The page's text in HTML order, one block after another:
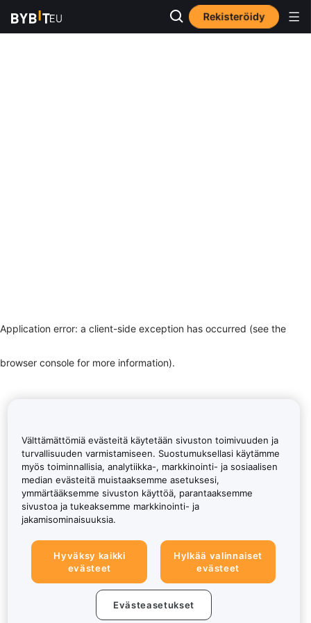
Rekisteröidy
Application error: a client-side exception has occurred (see the
browser console for more information).
Välttämättömiä evästeitä käytetään sivuston toimivuuden ja
turvallisuuden varmistamiseen. Suostumuksellasi käytämme
myös toiminnallisia, analytiikka-, markkinointi- ja sosiaalisen
median evästeitä muistaaksemme asetuksesi,
ymmärtääksemme sivuston käyttöä, parantaaksemme
sivustoa ja tukeaksemme markkinointi- ja
jakamisominaisuuksia.
Hyväksy kaikki
evästeet
Hylkää valinnaiset
evästeet
Evästeasetukset